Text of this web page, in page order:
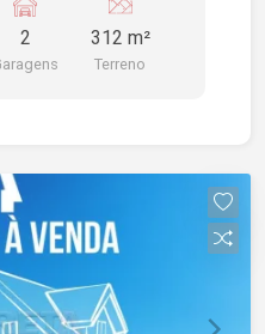
Não perca a
um espaço
2 312 m²
Terreno